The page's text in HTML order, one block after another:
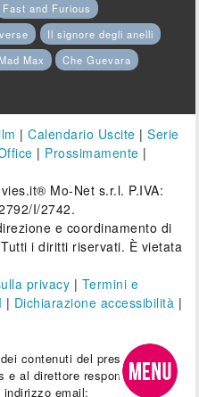
Fast and Furious
Il signore degli anelli
Mad Max
Che Guevara
|Calendario Uscite |Serie
| Prossimamente |
Mo-Net s.r.l. P.IVA:
I/2742.
e coordinamento di
i diritti riservati. È vietata
privacy | Termini e
| Dichiarazione accessibilità |
contenuti del presente sito
e al direttore responsabile.
email: